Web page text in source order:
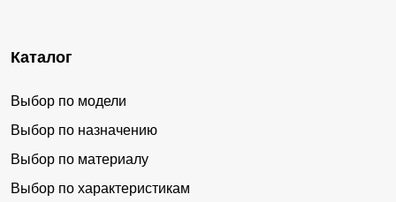
Каталог
Выбор по модели
Выбор по назначению
Выбор по материалу
Выбор по характеристикам